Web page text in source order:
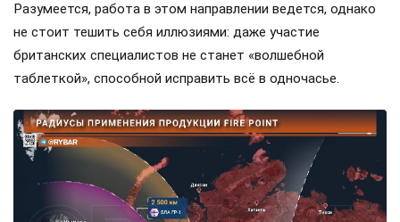
Разумеется, работа в этом направлении ведется, однако
не стоит тешить себя иллюзиями: даже участие
британских специалистов не станет «волшебной
таблеткой», способной исправить всё в одночасье.